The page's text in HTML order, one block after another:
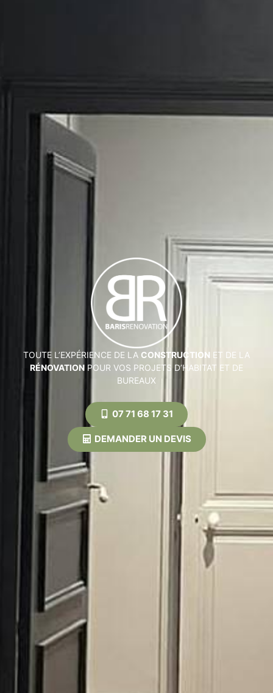
TOUTE L’EXPÉRIENCE DE LA CONSTRUCTION ET DE LA
RÉNOVATION POUR VOS PROJETS D’HABITAT ET DE
BUREAUX
07 71 68 17 31
DEMANDER UN DEVIS